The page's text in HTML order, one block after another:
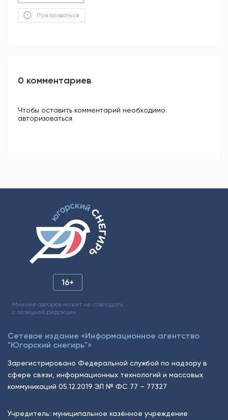
Пожаловаться
0 комментариев
Чтобы оставить комментарий необходимо
авторизоваться
16+
Мнение авторов может не совпадать
с позицией редакции.
Сетевое издание «Информационное агентство
"Югорский снегирь"»
Зарегистрировано Федеральной службой по надзору в
сфере связи, информационных технологий и массовых
коммуникаций 05.12.2019 ЭЛ № ФС 77 – 77327
Учредитель: муниципальное казённое учреждение